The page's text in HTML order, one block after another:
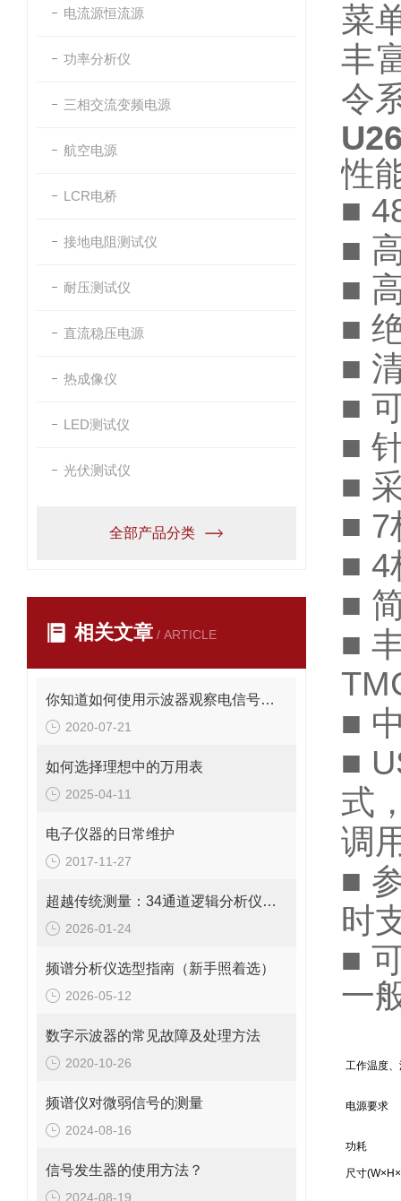
电流源恒流源
功率分析仪
三相交流变频电源
航空电源
LCR电桥
接地电阻测试仪
耐压测试仪
直流稳压电源
热成像仪
LED测试仪
光伏测试仪
全部产品分类
相关文章 / ARTICLE
你知道如何使用示波器观察电信号波形吗？
2020-07-21
如何选择理想中的万用表
2025-04-11
电子仪器的日常维护
2017-11-27
超越传统测量：34通道逻辑分析仪的五大震撼应用！
2026-01-24
频谱分析仪选型指南（新手照着选）
2026-05-12
数字示波器的常见故障及处理方法
2020-10-26
频谱仪对微弱信号的测量
2024-08-16
信号发生器的使用方法？
2024-08-19
菜
丰
令
性
■
■
■
■
■
■
■
■
■ 7
■ 4
■
■
■
■
式
调
■
时
■
一
工作温度
电源要求
功耗
尺寸